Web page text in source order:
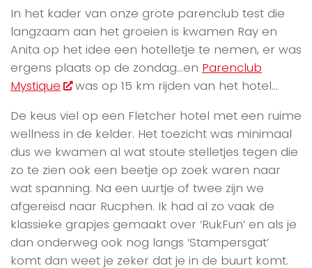
In het kader van onze grote parenclub test die
langzaam aan het groeien is kwamen Ray en
Anita op het idee een hotelletje te nemen, er was
ergens plaats op de zondag…en Parenclub
Mystique
was op 15 km rijden van het hotel…
De keus viel op een Fletcher hotel met een ruime
wellness in de kelder. Het toezicht was minimaal
dus we kwamen al wat stoute stelletjes tegen die
zo te zien ook een beetje op zoek waren naar
wat spanning. Na een uurtje of twee zijn we
afgereisd naar Rucphen. Ik had al zo vaak de
klassieke grapjes gemaakt over ‘RukFun’ en als je
dan onderweg ook nog langs ‘Stampersgat’
komt dan weet je zeker dat je in de buurt komt.